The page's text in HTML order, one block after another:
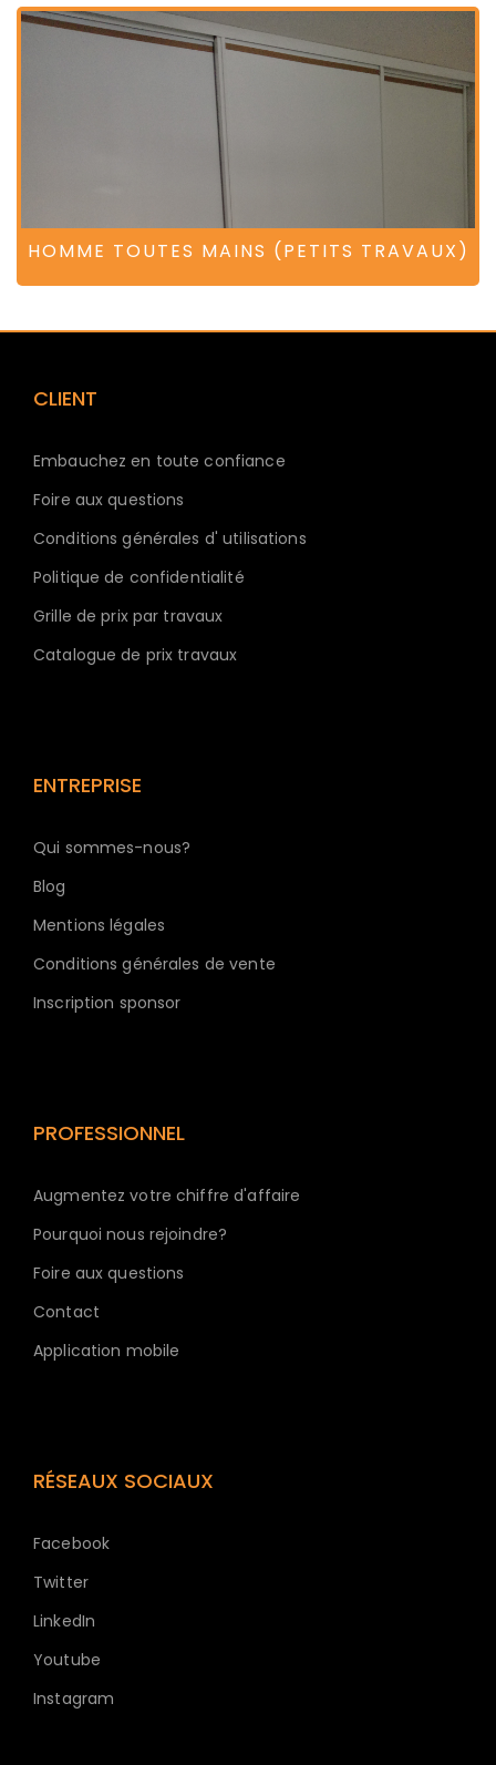
HOMME TOUTES MAINS (PETITS TRAVAUX)
CLIENT
Embauchez en toute confiance
Foire aux questions
Conditions générales d' utilisations
Politique de confidentialité
Grille de prix par travaux
Catalogue de prix travaux
ENTREPRISE
Qui sommes-nous?
Blog
Mentions légales
Conditions générales de vente
Inscription sponsor
PROFESSIONNEL
Augmentez votre chiffre d'affaire
Pourquoi nous rejoindre?
Foire aux questions
Contact
Application mobile
RÉSEAUX SOCIAUX
Facebook
Twitter
LinkedIn
Youtube
Instagram